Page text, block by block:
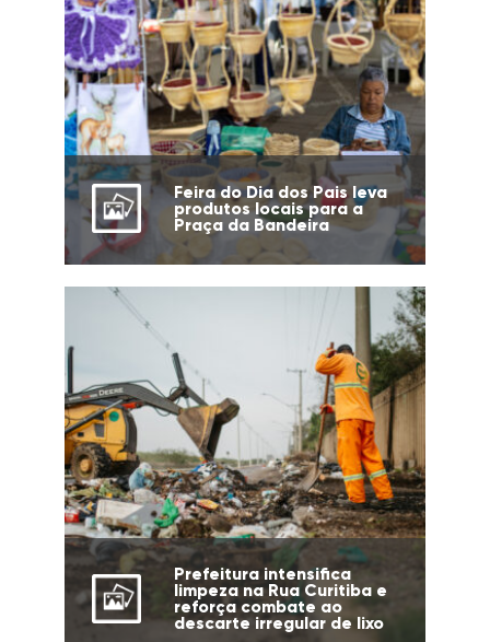
Feira do Dia dos Pais leva
produtos locais para a
Praça da Bandeira
Prefeitura intensifica
limpeza na Rua Curitiba e
reforça combate ao
descarte irregular de lixo